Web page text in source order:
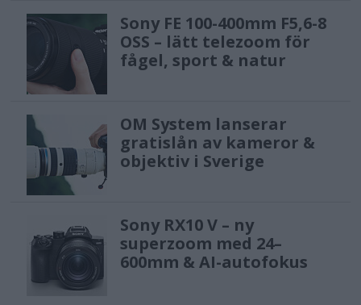
Sony FE 100-400mm F5,6-8
OSS – lätt telezoom för
fågel, sport & natur
OM System lanserar
gratislån av kameror &
objektiv i Sverige
Sony RX10 V – ny
superzoom med 24–
600mm & AI-autofokus